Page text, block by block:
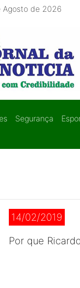
de 2026
Segurança
14/02/2019
Por que